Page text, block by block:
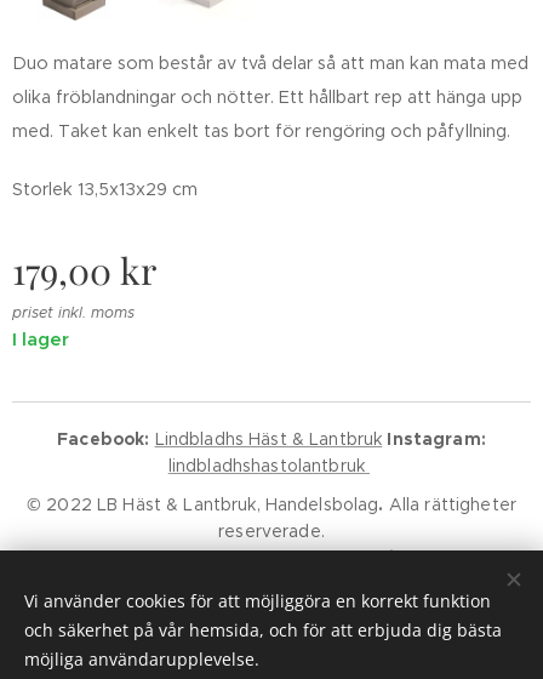
Duo matare som består av två delar så att man kan mata med
olika fröblandningar och nötter. Ett hållbart rep att hänga upp
med. Taket kan enkelt tas bort för rengöring och påfyllning.
Storlek 13,5x13x29 cm
179,00 kr
priset inkl. moms
I lager
Facebook: Lindbladhs Häst & Lantbruk Instagram:
lindbladhshastolantbruk
© 2022 LB Häst & Lantbruk, Handelsbolag. Alla rättigheter
reserverade.
Godkänd för F-Skatt.Kundservice
Cookies
Vi använder cookies för att möjliggöra en korrekt funktion
och säkerhet på vår hemsida, och för att erbjuda dig bästa
möjliga användarupplevelse.